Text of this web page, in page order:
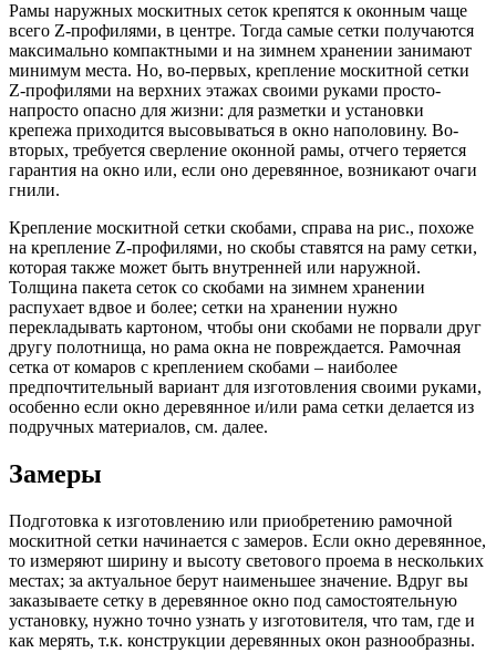
Рамы наружных москитных сеток крепятся к оконным чаще
всего Z-профилями, в центре. Тогда самые сетки получаются
максимально компактными и на зимнем хранении занимают
минимум места. Но, во-первых, крепление москитной сетки
Z-профилями на верхних этажах своими руками просто-
напросто опасно для жизни: для разметки и установки
крепежа приходится высовываться в окно наполовину. Во-
вторых, требуется сверление оконной рамы, отчего теряется
гарантия на окно или, если оно деревянное, возникают очаги
гнили.
Крепление москитной сетки скобами, справа на рис., похоже
на крепление Z-профилями, но скобы ставятся на раму сетки,
которая также может быть внутренней или наружной.
Толщина пакета сеток со скобами на зимнем хранении
распухает вдвое и более; сетки на хранении нужно
перекладывать картоном, чтобы они скобами не порвали друг
другу полотнища, но рама окна не повреждается. Рамочная
сетка от комаров с креплением скобами – наиболее
предпочтительный вариант для изготовления своими руками,
особенно если окно деревянное и/или рама сетки делается из
подручных материалов, см. далее.
Замеры
Подготовка к изготовлению или приобретению рамочной
москитной сетки начинается с замеров. Если окно деревянное,
то измеряют ширину и высоту светового проема в нескольких
местах; за актуальное берут наименьшее значение. Вдруг вы
заказываете сетку в деревянное окно под самостоятельную
установку, нужно точно узнать у изготовителя, что там, где и
как мерять, т.к. конструкции деревянных окон разнообразны.